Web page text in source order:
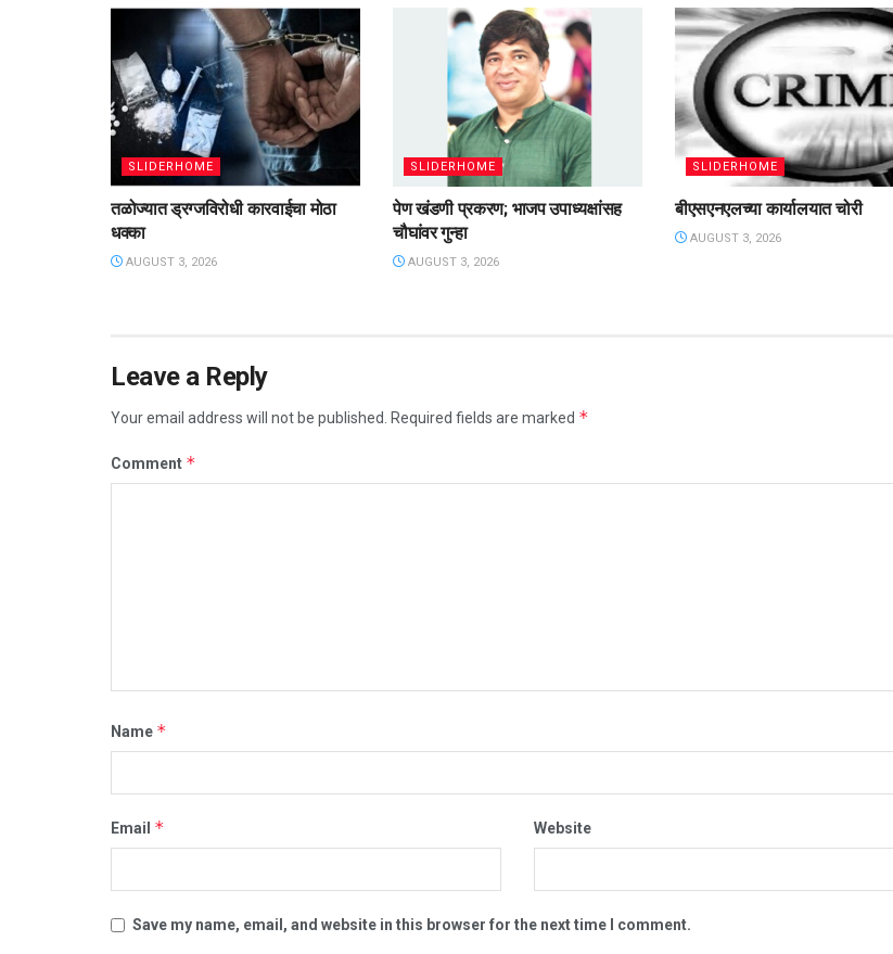
SLIDERHOME
तळोज्यात ड्रग्जविरोधी कारवाईचा मोठा
धक्का
AUGUST 3, 2026
SLIDERHOME
पेण खंडणी प्रकरण; भाजप उपाध्यक्षांसह
चौघांवर गुन्हा
AUGUST 3, 2026
SLIDERHOME
बीएसएनएलच्या कार्यालयात चोरी
AUGUST 3, 2026
Leave a Reply
Your email address will not be published. Required fields are marked *
Comment *
Name *
Email * Website
Save my name, email, and website in this browser for the next time I comment.